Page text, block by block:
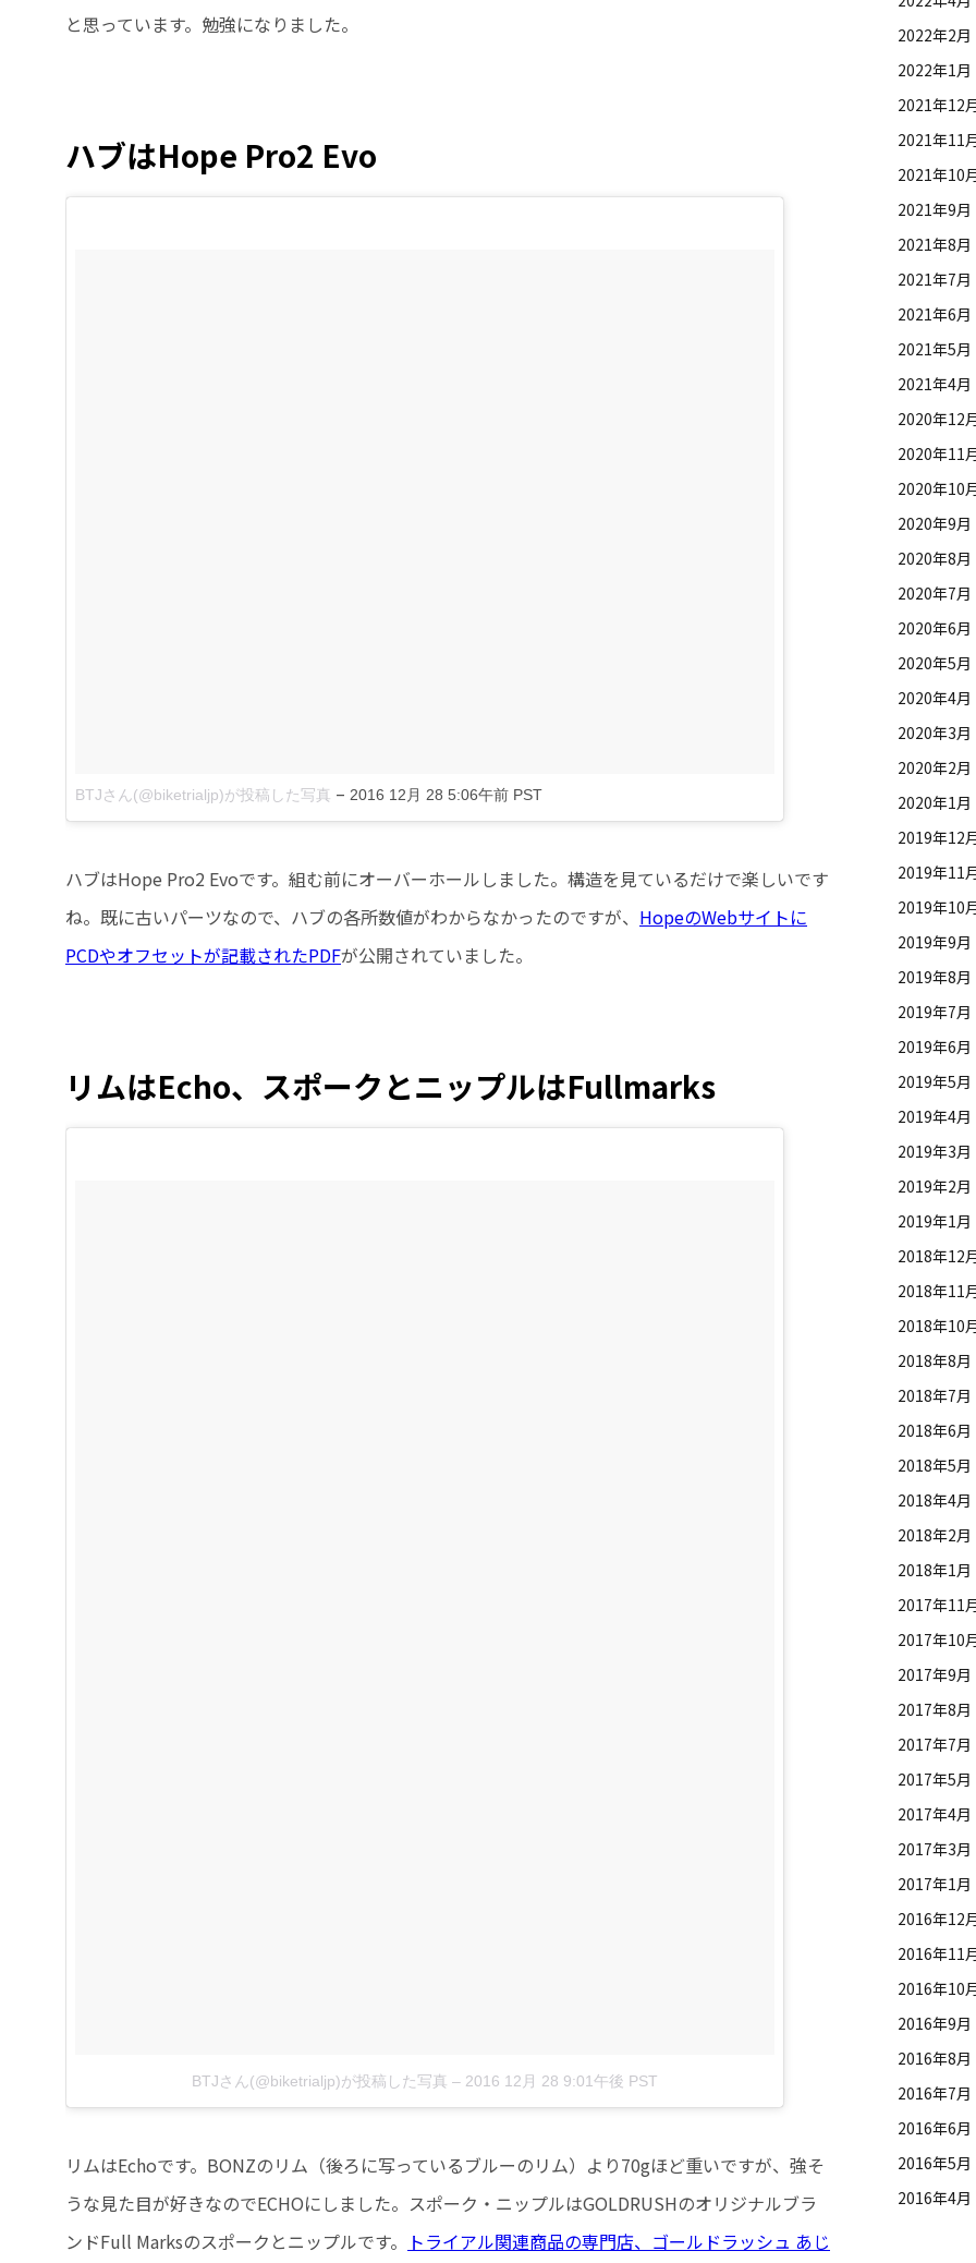
と思っています。勉強になりました。
ハブはHope Pro2 Evo
BTJさん(@biketrialjp)が投稿した写真 – 2016 12月 28 5:06午前 PST
ハブはHope Pro2 Evoです。組む前にオーバーホールしました。構造を見ているだけで楽しいです
ね。既に古いパーツなので、ハブの各所数値がわからなかったのですが、 HopeのWebサイトに
PCDやオフセットが記載されたPDFが公開されていました。
リムはEcho、スポークとニップルはFullmarks
BTJさん(@biketrialjp)が投稿した写真 – 2016 12月 28 9:01午後 PST
リムはEchoです。BONZのリム（後ろに写っているブルーのリム）より70gほど重いですが、強そ
うな見た目が好きなのでECHOにしました。スポーク・ニップルはGOLDRUSHのオリジナルブラ
ンドFull Marksのスポークとニップルです。
トライアル関連商品の専門店、ゴールドラッシュ あじ
2022年2月
2022年1月
2021年12
2021年11
2021年10
2021年9月
2021年8月
2021年7月
2021年6月
2021年5月
2021年4月
2020年12
2020年11
2020年10
2020年9月
2020年8月
2020年7月
2020年6月
2020年5月
2020年4月
2020年3月
2020年2月
2020年1月
2019年12
2019年11
2019年10
2019年9月
2019年8月
2019年7月
2019年6月
2019年5月
2019年4月
2019年3月
2019年2月
2019年1月
2018年12
2018年11
2018年10
2018年8月
2018年7月
2018年6月
2018年5月
2018年4月
2018年2月
2018年1月
2017年11
2017年10
2017年9月
2017年8月
2017年7月
2017年5月
2017年4月
2017年3月
2017年1月
2016年12
2016年11
2016年10
2016年9月
2016年8月
2016年7月
2016年6月
2016年5月
2016年4月